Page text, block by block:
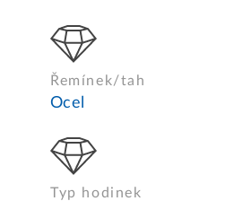
Řemínek/tah
Ocel
Typ hodinek